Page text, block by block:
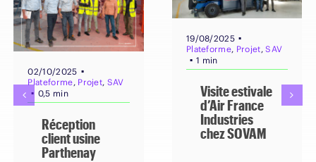
02/10/2025 ▪
Plateforme, Projet, SAV
▪ 0,5 min
Réception
client usine
Parthenay
19/08/2025 ▪
Plateforme, Projet,SAV
▪ 1 min
Visite estivale
d’Air France
Industries
chez SOVAM